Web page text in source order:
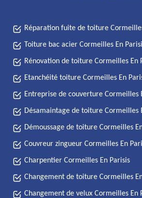
Réparation fuite de toiture
Toiture bac acier Cormeilles En
Rénovation de toiture Cormeilles En
Etanchéité toiture Cormeilles En
Entreprise de couverture Cormeilles
Désamaintage de toiture Cormeilles
Démoussage de toiture Cormeilles
Couvreur zingueur Cormeilles En
Charpentier Cormeilles En Parisis
Changement de toiture Cormeilles
Changement de velux Cormeilles En